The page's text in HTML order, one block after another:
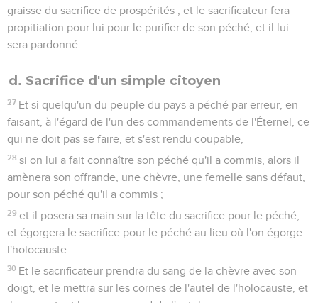
graisse du sacrifice de prospérités ; et le sacrificateur fera
propitiation pour lui pour le purifier de son péché, et il lui
sera pardonné.
d. Sacrifice d'un simple citoyen
27 Et si quelqu'un du peuple du pays a péché par erreur, en
faisant, à l'égard de l'un des commandements de l'Éternel, ce
qui ne doit pas se faire, et s'est rendu coupable,
28 si on lui a fait connaître son péché qu'il a commis, alors il
amènera son offrande, une chèvre, une femelle sans défaut,
pour son péché qu'il a commis ;
29 et il posera sa main sur la tête du sacrifice pour le péché,
et égorgera le sacrifice pour le péché au lieu où l'on égorge
l'holocauste.
30 Et le sacrificateur prendra du sang de la chèvre avec son
doigt, et le mettra sur les cornes de l'autel de l'holocauste, et